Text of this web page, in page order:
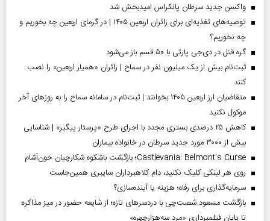
واکسن جدید سرطان پانکراس امیدبخش شد
توصیه‌های تغذیه‌ای برای زائران اربعین ۱۴۰۵ | در گرمای اربعین چه بخوریم و
چه نخوریم؟
گره قتل در دی‌جی پارتی با ۵۰ قسم باز می‌شود
ثبت‌نام بیش از یک میلیون نفر در سماح | زائران «همیار اربعین» را نصب
کنند
متقاضیان ارز اربعین ۱۴۰۵ بخوانند | ثبت‌نام در سامانه سماح را به روز‌های آخر
موکول نکنید
کاهش ۲۵ درصدی بستری مجدد با اجرای طرح «پرستار پیگیر» | شناسایی
بیش از ۳۰۰۰ مورد جدید سرطان در خانواده بیماران
Castlevania: Belmont’s Curse؛ بازگشت باشکوه شکارچیان خون‌آشام
روی هر لینکی کلیک نکنید، دام کلاهبرداران سایبری همین‌جاست
سرمایه‌گذاری برای رفاه؛ هزینه یا آینده‌سازی؟
بازگشت مسعود شصت‌چی با دردسر‌های تازه؛ از شایعه حضور در میز مذاکره
تا پایان فیلمبرداری «مرد سه‌هزارچهره»